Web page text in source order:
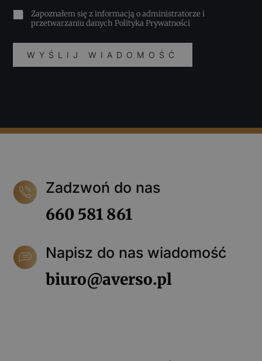
Zapoznałem się z informacją o administratorze i
przetwarzaniu danychPolityka Prywatności
WYŚLIJ WIADOMOŚĆ
Zadzwoń do nas
660 581 861
Napisz do nas wiadomość
biuro@averso.pl